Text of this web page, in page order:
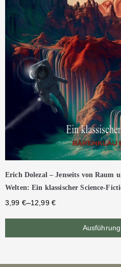
Erich Dolezal – Jenseits von Raum
Welten: Ein klassischer Science-
3,99 €–12,99 €